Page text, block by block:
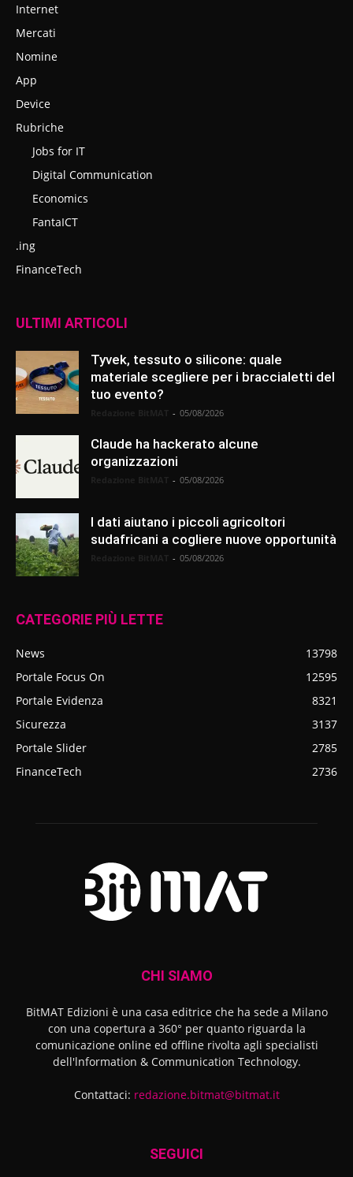
Internet
Mercati
Nomine
App
Device
Rubriche
Jobs for IT
Digital Communication
Economics
FantaICT
.ing
FinanceTech
ULTIMI ARTICOLI
Tyvek, tessuto o silicone: quale
materiale scegliere per i braccialetti del
tuo evento?
- 05/08/2026
Claude ha hackerato alcune
organizzazioni
- 05/08/2026
I dati aiutano i piccoli agricoltori
sudafricani a cogliere nuove opportunità
- 05/08/2026
CATEGORIE PIÙ LETTE
News
13798
Portale Focus On
12595
Portale Evidenza
8321
Sicurezza
3137
Portale Slider
2785
FinanceTech
2736
CHI SIAMO
BitMAT Edizioni è una casa editrice che ha sede a Milano
con una copertura a 360° per quanto riguarda la
comunicazione online ed offline rivolta agli specialisti
dell'lnformation & Communication Technology.
Contattaci: redazione.bitmat@bitmat.it
SEGUICI